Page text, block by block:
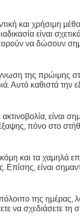
και χρήσιμη
είναι
να δώσουν
της πρώιμης
καθιστά την
είναι
πόνο στο
και τα χαμηλά
Επίσης, είναι
της
να σχεδιάσετε τη